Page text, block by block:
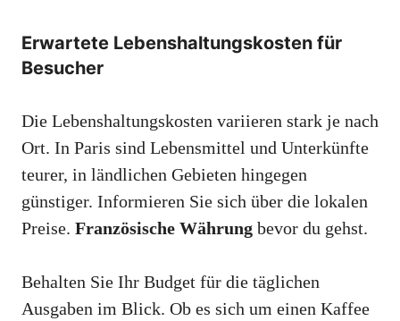
Erwartete Lebenshaltungskosten für
Besucher
Die Lebenshaltungskosten variieren stark je nach
Ort. In Paris sind Lebensmittel und Unterkünfte
teurer, in ländlichen Gebieten hingegen
günstiger. Informieren Sie sich über die lokalen
Preise. Französische Währung bevor du gehst.
Behalten Sie Ihr Budget für die täglichen
Ausgaben im Blick. Ob es sich um einen Kaffee